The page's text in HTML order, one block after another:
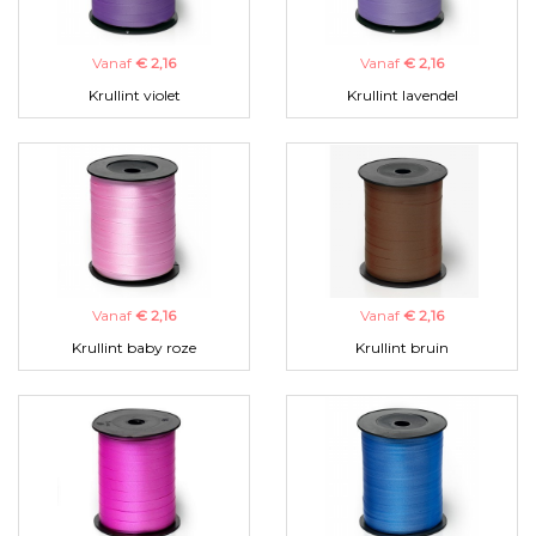
Vanaf € 2,16
Krullint violet
Vanaf € 2,16
Krullint lavendel
Vanaf € 2,16
Krullint baby roze
Vanaf € 2,16
Krullint bruin